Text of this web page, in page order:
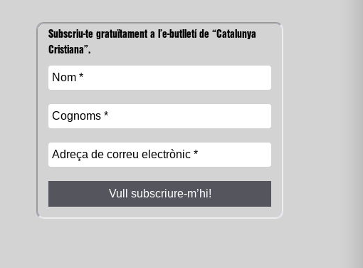
Subscriu-te gratuïtament a l’e-butlletí de “Catalunya
Cristiana”.